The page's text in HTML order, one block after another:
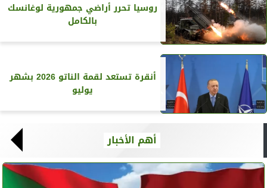
روسيا تحرر أراضي جمهورية لوغانسك
بالكامل
أنقرة تستعد لقمة الناتو 2026 بشهر
يوليو
أهم الأخبار